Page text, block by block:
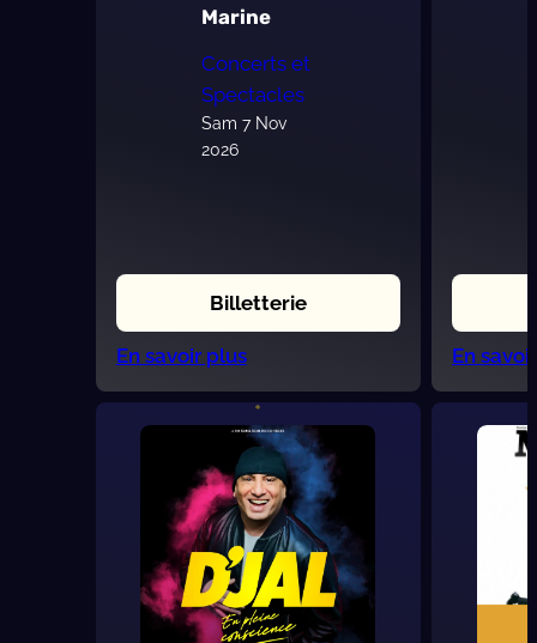
Marine
Concerts et
Spectacles
Sam 7 Nov
2026
Billetterie
En savoir plus:
Marine
En